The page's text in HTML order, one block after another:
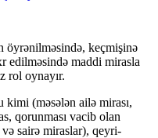
öyrənilməsində, keçmişinə
edilməsində maddi mirasla
rol oynayır.
(məsələn ailə mirası,
qorunması vacib olan
sairə miraslar), qeyri-